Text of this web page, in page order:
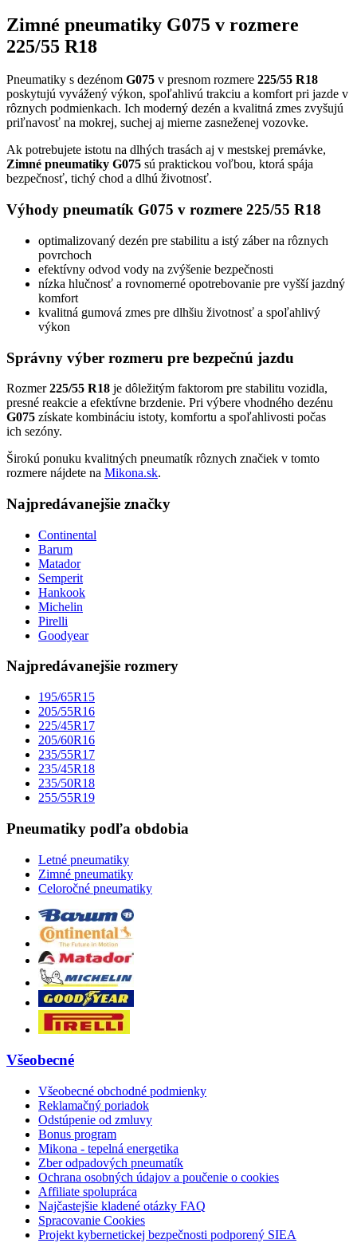
Zimné pneumatiky G075 v rozmere
225/55 R18
Pneumatiky s dezénom G075 v presnom rozmere 225/55 R18
poskytujú vyvážený výkon, spoľahlivú trakciu a komfort pri jazde v
rôznych podmienkach. Ich moderný dezén a kvalitná zmes zvyšujú
priľnavosť na mokrej, suchej aj mierne zasneženej vozovke.
Ak potrebujete istotu na dlhých trasách aj v mestskej premávke,
Zimné pneumatiky G075 sú praktickou voľbou, ktorá spája
bezpečnosť, tichý chod a dlhú životnosť.
Výhody pneumatík G075 v rozmere 225/55 R18
optimalizovaný dezén pre stabilitu a istý záber na rôznych
povrchoch
efektívny odvod vody na zvýšenie bezpečnosti
nízka hlučnosť a rovnomerné opotrebovanie pre vyšší jazdný
komfort
kvalitná gumová zmes pre dlhšiu životnosť a spoľahlivý
výkon
Správny výber rozmeru pre bezpečnú jazdu
Rozmer225/55 R18 je dôležitým faktorom pre stabilitu vozidla,
presné reakcie a efektívne brzdenie. Pri výbere vhodného dezénu
G075 získate kombináciu istoty, komfortu a spoľahlivosti počas
ich sezóny.
Širokú ponuku kvalitných pneumatík rôznych značiek v tomto
rozmere nájdete na Mikona.sk.
Najpredávanejšie značky
Continental
Barum
Matador
Semperit
Hankook
Michelin
Pirelli
Goodyear
Najpredávanejšie rozmery
195/65R15
205/55R16
225/45R17
205/60R16
235/55R17
235/45R18
235/50R18
255/55R19
Pneumatiky podľa obdobia
Letné pneumatiky
Zimné pneumatiky
Celoročné pneumatiky
Všeobecné
Všeobecné obchodné podmienky
Reklamačný poriadok
Odstúpenie od zmluvy
Bonus program
Mikona - tepelná energetika
Zber odpadových pneumatík
Ochrana osobných údajov a poučenie o cookies
Affiliate spolupráca
Najčastejšie kladené otázky FAQ
Spracovanie Cookies
Projekt kybernetickej bezpečnosti podporený SIEA